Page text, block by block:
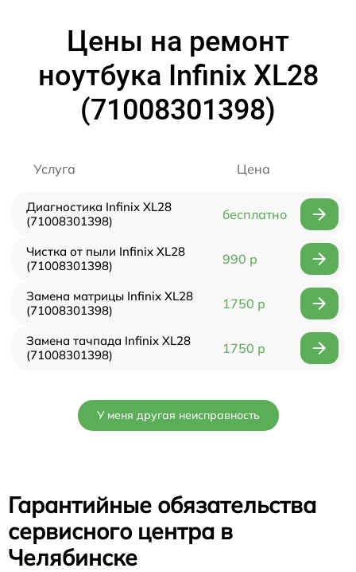
Цены на ремонт
ноутбука Infinix XL28
(71008301398)
Услуга Цена
Диагностика Infinix XL28
(71008301398)
бесплатно
Чистка от пыли Infinix XL28
(71008301398)
990 р
Замена матрицы Infinix XL28
(71008301398)
1750 р
Замена тачпада Infinix XL28
(71008301398)
1750 р
У меня другая неисправность
Гарантийные обязательства
сервисного центра в
Челябинске